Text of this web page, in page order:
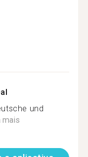
und
mais